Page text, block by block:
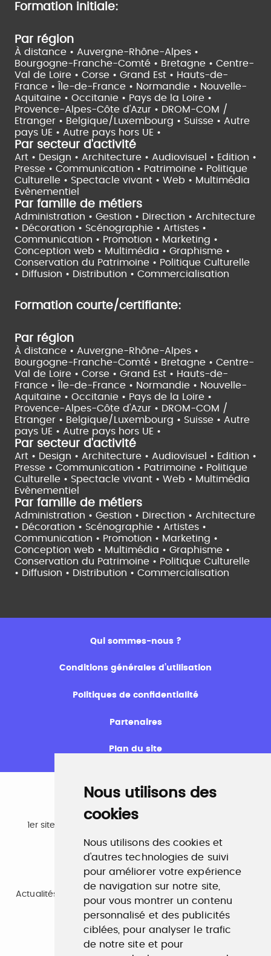
Nous utilisons des
cookies
Nous utilisons des cookies et
d'autres technologies de suivi
pour améliorer votre expérience
de navigation sur notre site,
pour vous montrer un contenu
personnalisé et des publicités
ciblées, pour analyser le trafic
de notre site et pour
Formation initiale:
Par région
À distance • Auvergne-Rhône-Alpes •
Bourgogne-Franche-Comté • Bretagne • Centre-
Val de Loire • Corse • Grand Est • Hauts-de-
France •
Île-de-France • Normandie • Nouvelle-
Aquitaine • Occitanie • Pays de la Loire •
Provence-Alpes-Côte d'Azur • DROM-COM /
Etranger • Belgique/Luxembourg • Suisse • Autre
pays UE • Autre pays hors UE •
Par secteur d'activité
Art • Design • Architecture • Audiovisuel • Edition •
Presse • Communication • Patrimoine • Politique
Culturelle • Spectacle vivant • Web • Multimédia
Evènementiel
Par famille de métiers
Administration • Gestion • Direction • Architecture
• Décoration • Scénographie • Artistes •
Communication • Promotion • Marketing •
Conception web • Multimédia • Graphisme •
Conservation du Patrimoine • Politique Culturelle
• Diffusion • Distribution • Commercialisation
Formation courte/certifiante:
Par région
À distance • Auvergne-Rhône-Alpes •
Bourgogne-Franche-Comté • Bretagne • Centre-
Val de Loire • Corse • Grand Est • Hauts-de-
France •
Île-de-France • Normandie • Nouvelle-
Aquitaine • Occitanie • Pays de la Loire •
Provence-Alpes-Côte d'Azur • DROM-COM /
Etranger • Belgique/Luxembourg • Suisse • Autre
pays UE • Autre pays hors UE •
Par secteur d'activité
Art • Design • Architecture • Audiovisuel • Edition •
Presse • Communication • Patrimoine • Politique
Culturelle • Spectacle vivant • Web • Multimédia
Evènementiel
Par famille de métiers
Administration • Gestion • Direction • Architecture
• Décoration • Scénographie • Artistes •
Communication • Promotion • Marketing •
Conception web • Multimédia • Graphisme •
Conservation du Patrimoine • Politique Culturelle
• Diffusion • Distribution • Commercialisation
Qui sommes-nous ?
Conditions générales d’utilisation
Politiques de confidentialité
Partenaires
Plan du site
Emploi
1er site emploi du secteur culturel 784.000 visites et
www.profilculture.com
Formation
Actualités, guide et annuaire des formations aux métiers
de la culture.
www.profilculture-formation.com
Accompagnement professionnel